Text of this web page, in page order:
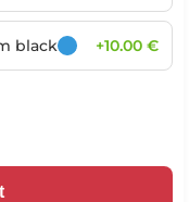
black +10.00 €